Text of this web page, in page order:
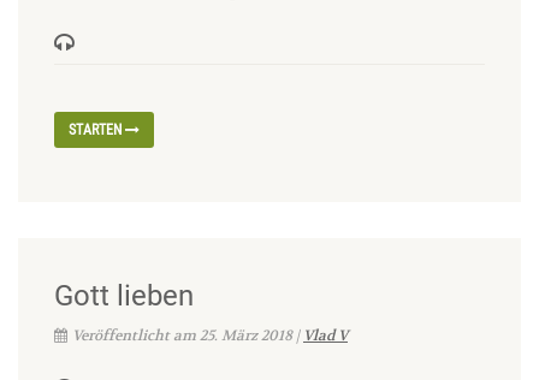
STARTEN
Gott lieben
Veröffentlicht am 25. März 2018 | Vlad V